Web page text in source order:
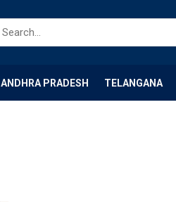
ANDHRA PRADESH TELANGANA